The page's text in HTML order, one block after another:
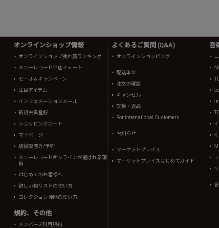
オンラインショップ情報
オンラインショップ売れ筋ランキング
タワーレコード全店チャート
セール＆キャンペーン
注目アイテム
インフォメーションメール
新規会員登録
ショッピングカート
マイページ
店舗取置き/予約
タワーレコードオンラインが選ばれる理
由
はじめてのお客様へ
欲しい物リストの使い方
コレクション機能の使い方
規約、その他
メンバーズ利用規約
よくあるご質問 (Q&A)
オンラインショッピング
配送単位
注文の確認
キャンセル
交換・返品
For International Customers
お知らせ
マーケットプレイス
マーケットプレイスはじめてガイド
音